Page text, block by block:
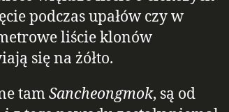
podczas upałów czy w
liście klonów
się na żółto.
tamSancheongmok, są od